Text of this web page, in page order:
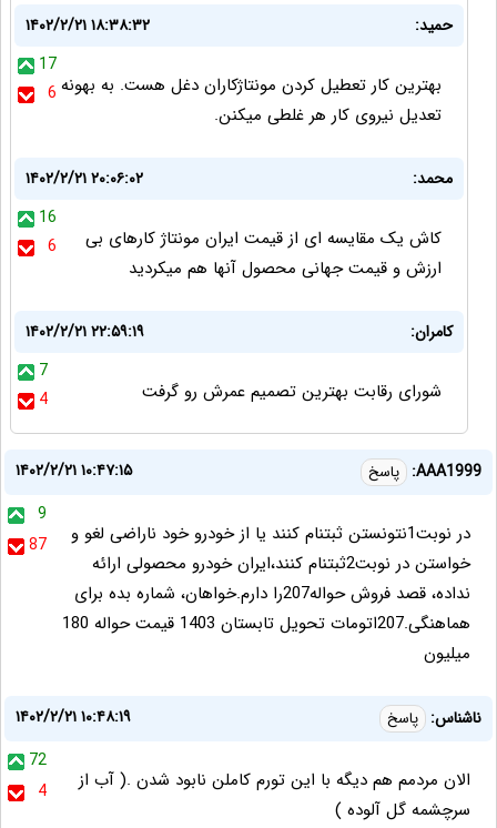
حمید:
۱۴۰۲/۲/۲۱ ۱۸:۳۸:۳۲
17
6 بهترین کار تعطیل کردن مونتاژکاران دغل هست. به بهونه
تعدیل نیروی کار هر غلطی میکنن.
محمد:
۱۴۰۲/۲/۲۱ ۲۰:۰۶:۰۲
16
6
کاش یک مقایسه ای از قیمت ایران مونتاژ کارهای بی
ارزش و قیمت جهانی محصول آنها هم میکردید
کامران:
۱۴۰۲/۲/۲۱ ۲۲:۵۹:۱۹
7
4
شورای رقابت بهترین تصمیم عمرش رو گرفت
AAA1999: پاسخ
۱۴۰۲/۲/۲۱ ۱۰:۴۷:۱۵
9
87
در نوبت1نتونستن ثبتنام کنند یا از خودرو خود ناراضی لغو و
خواستن در نوبت2ثبتنام کنند،ایران خودرو محصولی ارائه
نداده، قصد فروش حواله207را دارم.خواهان، شماره بده برای
هماهنگی.207اتومات تحویل تابستان 1403 قیمت حواله 180
میلیون
ناشناس: پاسخ
۱۴۰۲/۲/۲۱ ۱۰:۴۸:۱۹
72
4
الان مردمم هم دیگه با این تورم کاملن نابود شدن .( آب از
سرچشمه گل آلوده )